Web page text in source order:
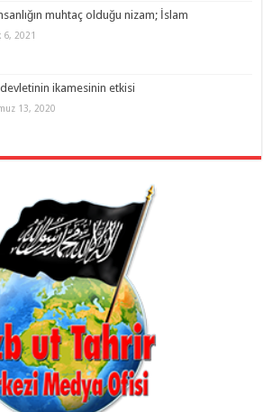
muhtaç olduğu nizam; İslam
6, 2021
devletinin ikamesinin etkisi
13, 2020